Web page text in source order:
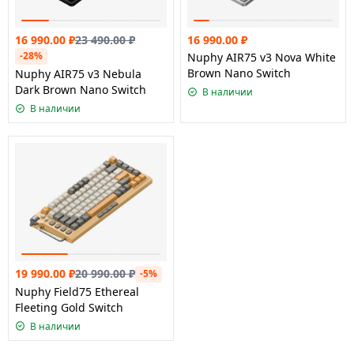
16 990.00 ₽23 490.00₽
-28%
Nuphy AIR75 v3 Nebula
Dark Brown Nano Switch
В наличии
16 990.00 ₽
Nuphy AIR75 v3 Nova White
Brown Nano Switch
В наличии
19 990.00 ₽20 990.00₽ -5%
Nuphy Field75 Ethereal
Fleeting Gold Switch
В наличии